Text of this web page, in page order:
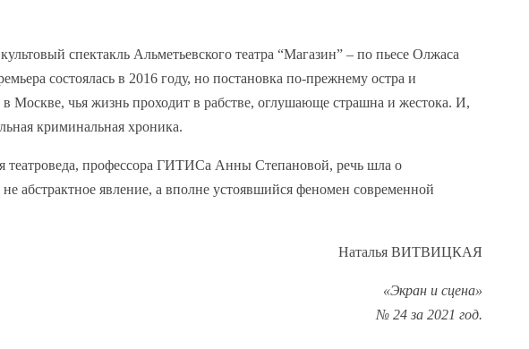
спектакль Альметьевского театра “Магазин” – по пьесе Олжаса
состоялась в 2016 году, но постановка по-прежнему остра и
Москве, чья жизнь проходит в рабстве, оглушающе страшна и жестока. И,
криминальная хроника.
театроведа, профессора ГИТИСа Анны Степановой, речь шла о
абстрактное явление, а вполне устоявшийся феномен современной
Наталья ВИТВИЦКАЯ
«Экран и сцена»
№ 24 за 2021 год.